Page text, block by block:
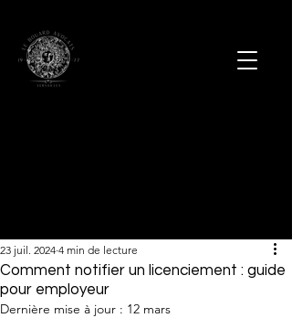
Comment notifier un licenciement : guide
pour employeur
23 juil. 2024 4 min de lecture
Dernière mise à jour : 12 mars